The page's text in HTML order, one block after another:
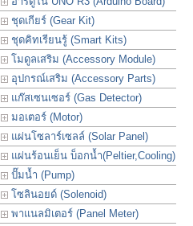
ชุดเกียร์ (Gear Kit)
ชุดคิทเรียนรู้ (Smart Kits)
โมดูลเสริม (Accessory Module)
อุปกรณ์เสริม (Accessory Parts)
แก๊สเซนเซอร์ (Gas Detector)
มอเตอร์ (Motor)
แผ่นโซลาร์เซลล์ (Solar Panel)
แผ่นร้อนเย็น บ็อกน้ำ(Peltier,Cooling)
ปั๊มน้ำ (Pump)
โซลินอยด์ (Solenoid)
พาแนลมิเตอร์ (Panel Meter)